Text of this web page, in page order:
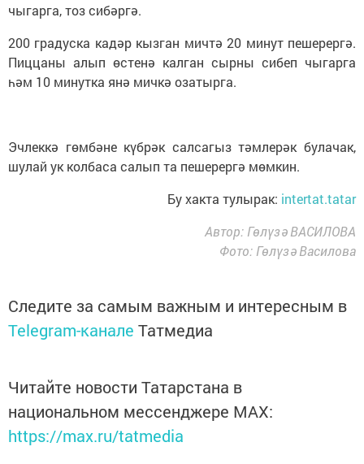
чыгарга, тоз сибәргә.
200 градуска кадәр кызган мичтә 20 минут пешерергә.
Пиццаны алып өстенә калган сырны сибеп чыгарга
һәм 10 минутка янә мичкә озатырга.
Эчлеккә гөмбәне күбрәк салсагыз тәмлерәк булачак,
шулай ук колбаса салып та пешерергә мөмкин.
Бу хакта тулырак: intertat.tatar
Автор: Гөлүзә ВАСИЛОВА
Фото: Гөлүзә Василова
Следите за самым важным и интересным в
Telegram-канале Татмедиа
Читайте новости Татарстана в
национальном мессенджере MАХ:
https://max.ru/tatmedia